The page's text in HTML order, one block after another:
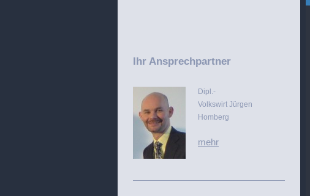
Ihr Ansprechpartner
Dipl.-
Volkswirt Jürgen
Homberg
mehr